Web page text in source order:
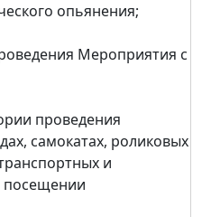
опьянения;
Мероприятия с
проведения
самокатах, роликовых
и
посещении